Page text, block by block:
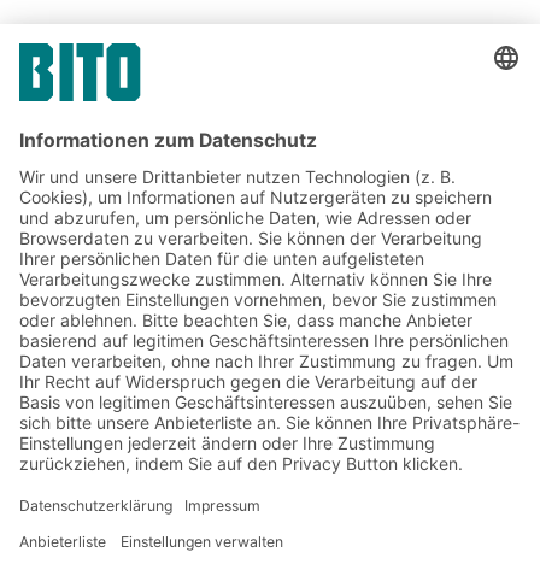
Referenzen aus der Branche
Automobil
Jetzt beim BITO Newsletter
anmelden:
Lager- & Logistiknews
Exklusive Rabatte
Neuheiten
Newsletter abonnieren